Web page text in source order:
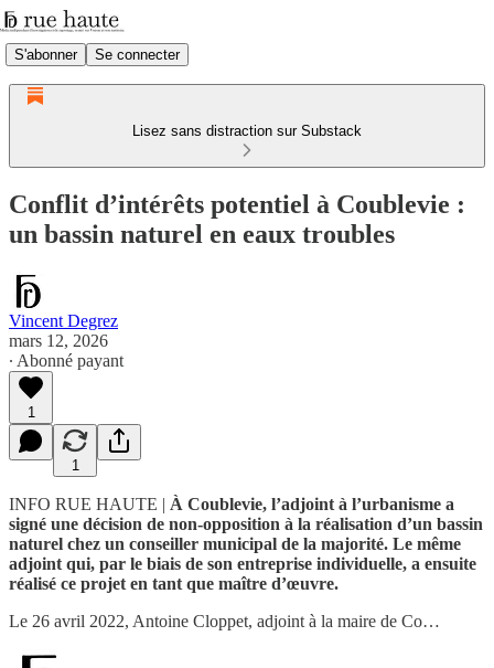
S'abonner Se connecter
Lisez sans distraction sur Substack
Conflit d’intérêts potentiel à Coublevie :
un bassin naturel en eaux troubles
Vincent Degrez
mars 12, 2026
∙ Abonné payant
1
1
INFO RUE HAUTE | À Coublevie, l’adjoint à l’urbanisme a
signé une décision de non-opposition à la réalisation d’un bassin
naturel chez un conseiller municipal de la majorité. Le même
adjoint qui, par le biais de son entreprise individuelle, a ensuite
réalisé ce projet en tant que maître d’œuvre.
Le 26 avril 2022, Antoine Cloppet, adjoint à la maire de Co…